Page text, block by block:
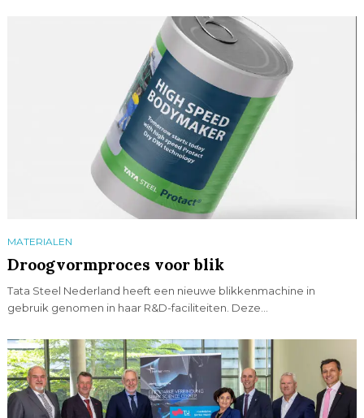
MATERIALEN
Droogvormproces voor blik
Tata Steel Nederland heeft een nieuwe blikkenmachine in
gebruik genomen in haar R&D-faciliteiten. Deze...